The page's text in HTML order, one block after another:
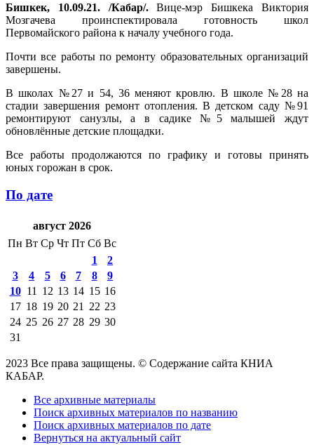
Бишкек, 10.09.21. /Кабар/.Вице-мэр Бишкека Виктория
Мозгачева проинспектировала готовность школ
Первомайского района к началу учебного года.
Почти все работы по ремонту образовательных организаций
завершены.
В школах №27 и 54, 36 меняют кровлю. В школе №28 на
стадии завершения ремонт отопления. В детском саду №91
ремонтируют санузлы, а в садике №5 малышей ждут
обновлённые детские площадки.
Все работы продолжаются по графику и готовы принять
юных горожан в срок.
По дате
август 2026
Пн Вт Ср Чт Пт Сб Вс
1
2
3
4 5 6 7 8
9
10 11 12 13 14 15 16
17 18 19 20 21 22 23
24 25 26 27 28 29 30
31
2023 Все права защищены. © Содержание сайта КНИА
КАБАР.
Все архивные материалы
Поиск архивных материалов по названию
Поиск архивных материалов по дате
Вернуться на актуальный сайт